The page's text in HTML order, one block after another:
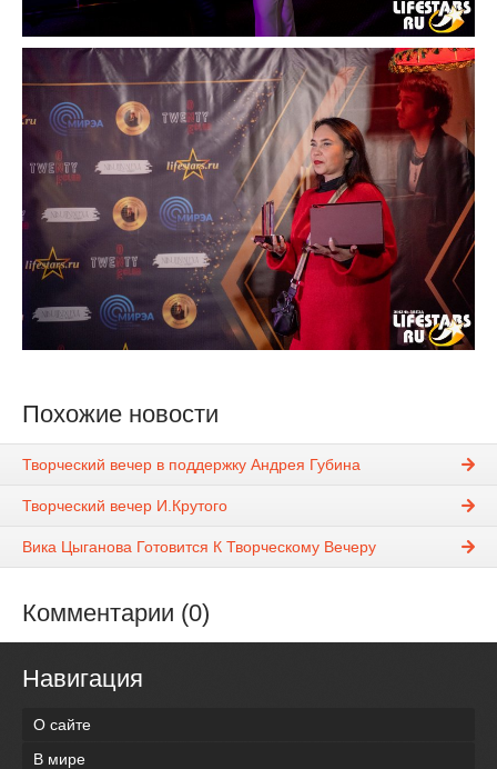
Похожие новости
Творческий вечер в поддержку Андрея Губина
Творческий вечер И.Крутого
Вика Цыганова Готовится К Творческому Вечеру
Комментарии (0)
Навигация
О сайте
В мире